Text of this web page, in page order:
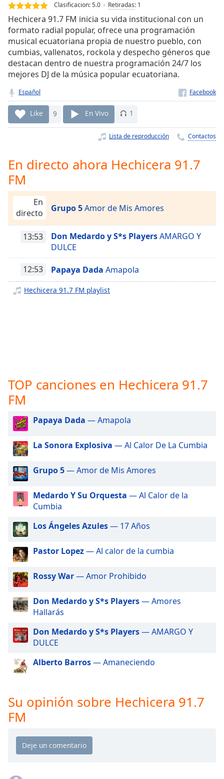
Duration-:-
Loaded:
0.00%
Stream
TypeLIVE
Seek to
live,
currently
behind
live LIVE
Remaining
Time-
Playback
Rate
Chapters
Chapters
descriptions
off,
selected
Subtitles
off,
selected
Audio
Track
Picture-
in-
Picture
Fullscreen
This
window.
Beginning
dialog
window.
cancel
close
window.
Opacity
Clasificacion:5.0 Retiradas: 1
Hechicera 91.7 FM inicia su vida institucional con un
formato radial popular, ofrece una programación
musical ecuatoriana propia de nuestro pueblo, con
cumbias, vallenatos, rockola y despecho géneros que
destacan dentro de nuestra programación 24/7 los
mejores DJ de la música popular ecuatoriana.
Español
Like 9 En Vivo 1
Lista de reproducción Contactos
En directo ahora Hechicera 91.7
FM
En
directo
Grupo 5Amor de Mis Amores
13:53 Don Medardo y S*s PlayersAMARGO Y
DULCE
12:53 Papaya Dada Amapola
Hechicera 91.7 FM playlist
TOP canciones en Hechicera 91.7
FM
Papaya Dada — Amapola
La Sonora Explosiva — Al Calor De La Cumbia
Grupo 5— Amor de Mis Amores
Medardo Y Su Orquesta — Al Calor de la
Cumbia
Los Ángeles Azules— 17 Años
Pastor Lopez— Al calor de la cumbia
Rossy War— Amor Prohibido
Don Medardo y S*s Players— Amores
Hallarás
Don Medardo y S*s Players— AMARGO Y
DULCE
Alberto Barros— Amaneciendo
Su opinión sobre Hechicera 91.7
FM